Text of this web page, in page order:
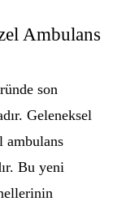
Ambulans
son
Geleneksel
ambulans
Bu yeni